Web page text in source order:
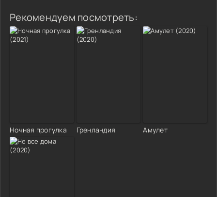
Рекомендуем посмотреть:
Ночная прогулка Гренландия Амулет